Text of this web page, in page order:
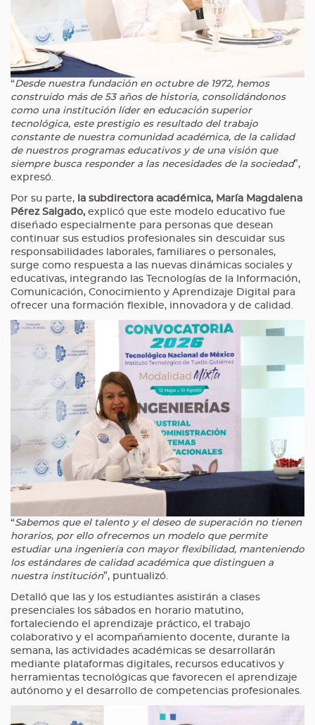
“Desde nuestra fundación en octubre de 1972, hemos
construido más de 53 años de historia, consolidándonos
como una institución líder en educación superior
tecnológica, este prestigio es resultado del trabajo
constante de nuestra comunidad académica, de la calidad
de nuestros programas educativos y de una visión que
siempre busca responder a las necesidades de la sociedad”,
expresó.
Por su parte, la subdirectora académica, María Magdalena
Pérez Salgado, explicó que este modelo educativo fue
diseñado especialmente para personas que desean
continuar sus estudios profesionales sin descuidar sus
responsabilidades laborales, familiares o personales,
surge como respuesta a las nuevas dinámicas sociales y
educativas, integrando las Tecnologías de la Información,
Comunicación, Conocimiento y Aprendizaje Digital para
ofrecer una formación flexible, innovadora y de calidad.
“Sabemos que el talento y el deseo de superación no tienen
horarios, por ello ofrecemos un modelo que permite
estudiar una ingeniería con mayor flexibilidad, manteniendo
los estándares de calidad académica que distinguen a
nuestra institución”, puntualizó.
Detalló que las y los estudiantes asistirán a clases
presenciales los sábados en horario matutino,
fortaleciendo el aprendizaje práctico, el trabajo
colaborativo y el acompañamiento docente, durante la
semana, las actividades académicas se desarrollarán
mediante plataformas digitales, recursos educativos y
herramientas tecnológicas que favorecen el aprendizaje
autónomo y el desarrollo de competencias profesionales.